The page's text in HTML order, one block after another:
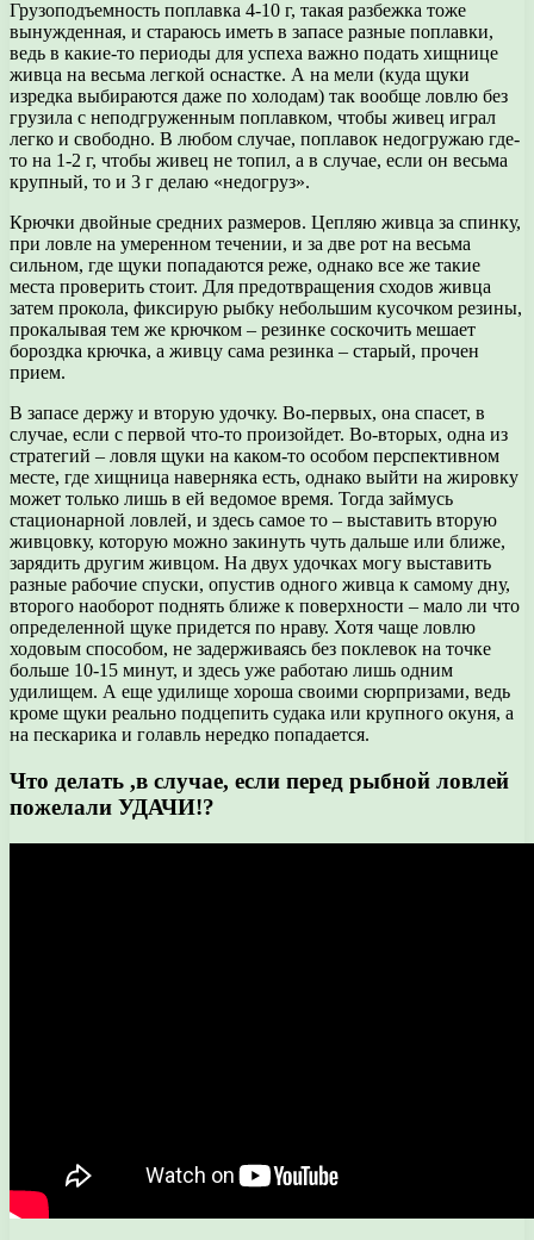
Грузоподъемность поплавка 4-10 г, такая разбежка тоже
вынужденная, и стараюсь иметь в запасе разные поплавки,
ведь в какие-то периоды для успеха важно подать хищнице
живца на весьма легкой оснастке. А на мели (куда щуки
изредка выбираются даже по холодам) так вообще ловлю без
грузила с неподгруженным поплавком, чтобы живец играл
легко и свободно. В любом случае, поплавок недогружаю где-
то на 1-2 г, чтобы живец не топил, а в случае, если он весьма
крупный, то и 3 г делаю «недогруз».
Крючки двойные средних размеров. Цепляю живца за спинку,
при ловле на умеренном течении, и за две рот на весьма
сильном, где щуки попадаются реже, однако все же такие
места проверить стоит. Для предотвращения сходов живца
затем прокола, фиксирую рыбку небольшим кусочком резины,
прокалывая тем же крючком – резинке соскочить мешает
бороздка крючка, а живцу сама резинка – старый, прочен
прием.
В запасе держу и вторую удочку. Во-первых, она спасет, в
случае, если с первой что-то произойдет. Во-вторых, одна из
стратегий – ловля щуки на каком-то особом перспективном
месте, где хищница наверняка есть, однако выйти на жировку
может только лишь в ей ведомое время. Тогда займусь
стационарной ловлей, и здесь самое то – выставить вторую
живцовку, которую можно закинуть чуть дальше или ближе,
зарядить другим живцом. На двух удочках могу выставить
разные рабочие спуски, опустив одного живца к самому дну,
второго наоборот поднять ближе к поверхности – мало ли что
определенной щуке придется по нраву. Хотя чаще ловлю
ходовым способом, не задерживаясь без поклевок на точке
больше 10-15 минут, и здесь уже работаю лишь одним
удилищем. А еще удилище хороша своими сюрпризами, ведь
кроме щуки реально подцепить судака или крупного окуня, а
на пескарика и голавль нередко попадается.
Что делать ,в случае, если перед рыбной ловлей
пожелали УДАЧИ!?